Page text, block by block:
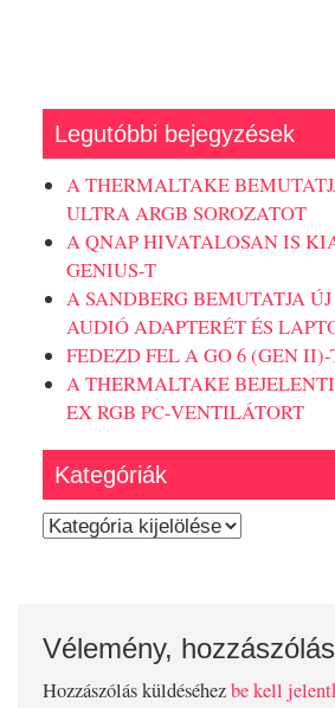
Legutóbbi bejegyzések
A THERMALTAKE
ULTRA ARGB SOROZATOT
A QNAP HIVATALOSAN IS
GENIUS-T
A SANDBERG BEMUTATJA
AUDIÓ ADAPTERÉT ÉS
FEDEZD FEL A GO 6 (GEN II)-
A THERMALTAKE
EX RGB PC-VENTILÁTORT
Kategóriák
Kategóriák
Vélemény,
Hozzászólás küldéséhezbe kell